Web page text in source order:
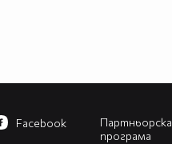
Партньорска
програма
Facebook